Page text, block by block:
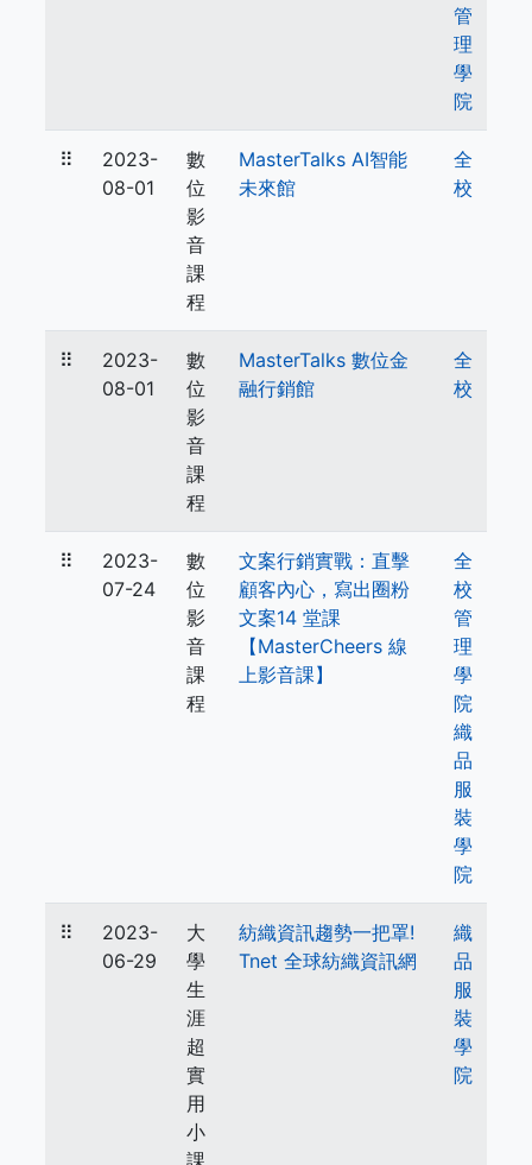
管
理
學
院
⠿
2023-
08-01
數
位
影
音
課
程
MasterTalks AI智能
未來館
全
校
⠿
2023-
08-01
數
位
影
音
課
程
MasterTalks 數位金
融行銷館
全
校
⠿
2023-
07-24
數
位
影
音
課
程
文案行銷實戰：直擊
顧客內心，寫出圈粉
文案14 堂課
【MasterCheers 線
上影音課】
全
校
管
理
學
院
織
品
服
裝
學
院
⠿
2023-
06-29
大
學
生
涯
超
實
用
小
課
紡織資訊趨勢一把罩!
Tnet 全球紡織資訊網
織
品
服
裝
學
院